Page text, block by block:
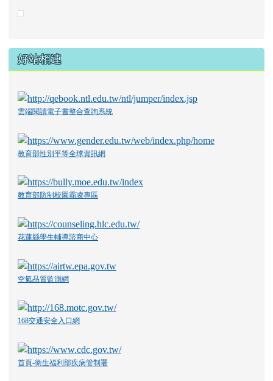
好站相連
雲端閱讀電子書整合查詢系統
教育部性別平等全球資訊網
教育部防制校園霸凌專區
花蓮縣學生輔導諮商中心
空氣品質監測網
168交通安全入口網
首頁-衛生福利部疾病管制署